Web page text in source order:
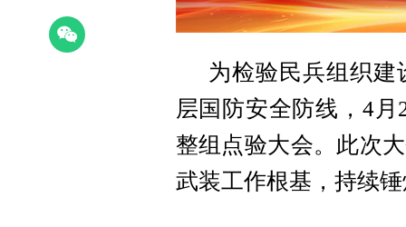
为检验民兵组织
层国防安全防线，4
整组点验大会。此次
武装工作根基，持续